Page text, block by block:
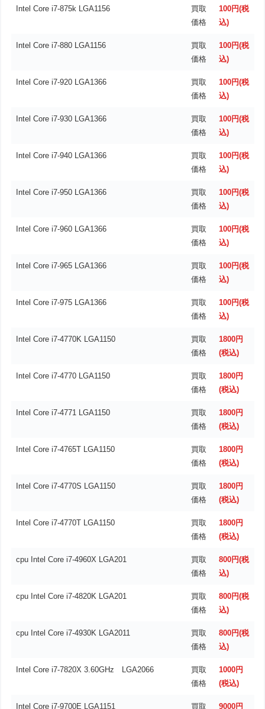
Intel Core i7-875k LGA1156
買取
価格
100円(税
込)
Intel Core i7-880 LGA1156
買取
価格
100円(税
込)
Intel Core i7-920 LGA1366
買取
価格
100円(税
込)
Intel Core i7-930 LGA1366
買取
価格
100円(税
込)
Intel Core i7-940 LGA1366
買取
価格
100円(税
込)
Intel Core i7-950 LGA1366
買取
価格
100円(税
込)
Intel Core i7-960 LGA1366
買取
価格
100円(税
込)
Intel Core i7-965 LGA1366
買取
価格
100円(税
込)
Intel Core i7-975 LGA1366
買取
価格
100円(税
込)
Intel Core i7-4770K LGA1150
買取
価格
1800円
(税込)
Intel Core i7-4770 LGA1150
買取
価格
1800円
(税込)
Intel Core i7-4771 LGA1150
買取
価格
1800円
(税込)
Intel Core i7-4765T LGA1150
買取
価格
1800円
(税込)
Intel Core i7-4770S LGA1150
買取
価格
1800円
(税込)
Intel Core i7-4770T LGA1150
買取
価格
1800円
(税込)
cpu Intel Core i7-4960X LGA201
買取
価格
800円(税
込)
cpu Intel Core i7-4820K LGA201
買取
価格
800円(税
込)
cpu Intel Core i7-4930K LGA2011
買取
価格
800円(税
込)
Intel Core i7-7820X 3.60GHz LGA2066
買取
価格
1000円
(税込)
Intel Core i7-9700E LGA1151
買取
9000円